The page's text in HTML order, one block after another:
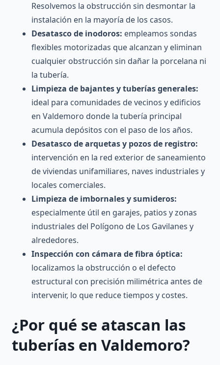
Resolvemos la obstrucción sin desmontar la
instalación en la mayoría de los casos.
Desatasco de inodoros: empleamos sondas
flexibles motorizadas que alcanzan y eliminan
cualquier obstrucción sin dañar la porcelana ni
la tubería.
Limpieza de bajantes y tuberías generales:
ideal para comunidades de vecinos y edificios
en Valdemoro donde la tubería principal
acumula depósitos con el paso de los años.
Desatasco de arquetas y pozos de registro:
intervención en la red exterior de saneamiento
de viviendas unifamiliares, naves industriales y
locales comerciales.
Limpieza de imbornales y sumideros:
especialmente útil en garajes, patios y zonas
industriales del Polígono de Los Gavilanes y
alrededores.
Inspección con cámara de fibra óptica:
localizamos la obstrucción o el defecto
estructural con precisión milimétrica antes de
intervenir, lo que reduce tiempos y costes.
¿Por qué se atascan las
tuberías en Valdemoro?